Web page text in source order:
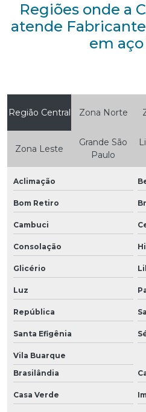
Regiões onde a
atende
em
Região Central Zona Norte
Zona Leste
Grande São
Paulo
Aclimação
Bom Retiro
Cambuci
Consolação
Glicério
Luz
República
Santa Efigênia
Vila Buarque
Brasilândia
Casa Verde